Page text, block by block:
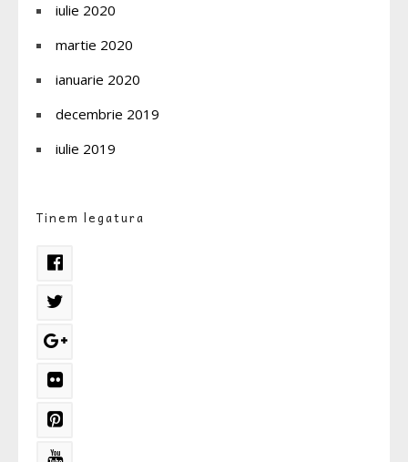
iulie 2020
martie 2020
ianuarie 2020
decembrie 2019
iulie 2019
Tinem legatura